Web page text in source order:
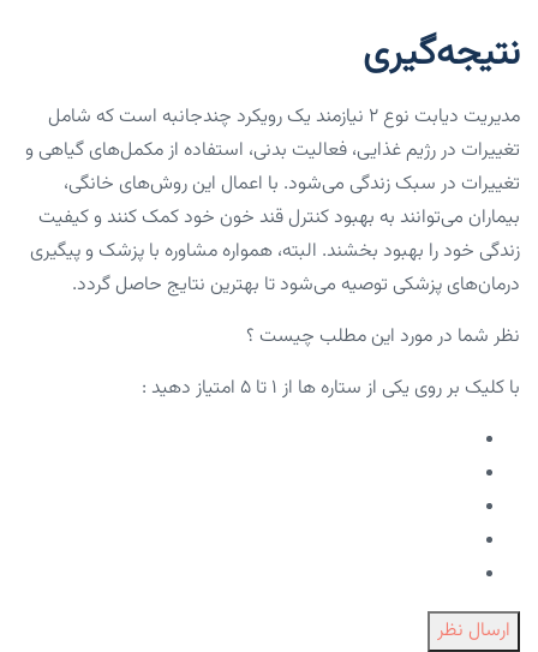
نتیجه‌گیری
مدیریت دیابت نوع ۲ نیازمند یک رویکرد چندجانبه است که شامل
تغییرات در رژیم غذایی، فعالیت بدنی، استفاده از مکمل‌های گیاهی و
تغییرات در سبک زندگی می‌شود. با اعمال این روش‌های خانگی،
بیماران می‌توانند به بهبود کنترل قند خون خود کمک کنند و کیفیت
زندگی خود را بهبود بخشند. البته، همواره مشاوره با پزشک و پیگیری
درمان‌های پزشکی توصیه می‌شود تا بهترین نتایج حاصل گردد.
نظر شما در مورد این مطلب چیست ؟
با کلیک بر روی یکی از ستاره ها از ۱ تا ۵ امتیاز دهید :
ارسال نظر